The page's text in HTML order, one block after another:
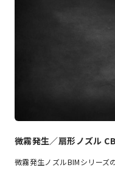
微霧発生／扇形ノズル
微霧発生ノズルBIMシリーズ